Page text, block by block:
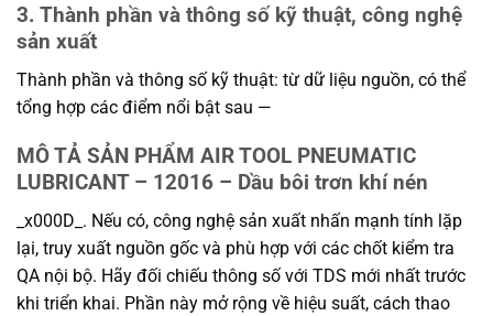
3. Thành phần và thông số kỹ thuật, công nghệ
sản xuất
Thành phần và thông số kỹ thuật: từ dữ liệu nguồn, có thể
tổng hợp các điểm nổi bật sau —
MÔ TẢ SẢN PHẨM AIR TOOL PNEUMATIC
LUBRICANT – 12016 – Dầu bôi trơn khí nén
_x000D_. Nếu có, công nghệ sản xuất nhấn mạnh tính lặp
lại, truy xuất nguồn gốc và phù hợp với các chốt kiểm tra
QA nội bộ. Hãy đối chiếu thông số với TDS mới nhất trước
khi triển khai. Phần này mở rộng về hiệu suất, cách thao